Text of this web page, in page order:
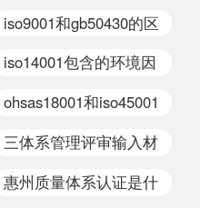
iso9001和gb50430的区
iso14001包含的环境因
ohsas18001和iso45001
三体系管理评审输入材
惠州质量体系认证是什